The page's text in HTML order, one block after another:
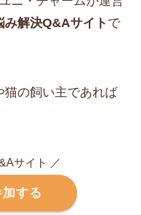
み解決Q&Aサイト で
の飼い主であれば
サイト ／
する